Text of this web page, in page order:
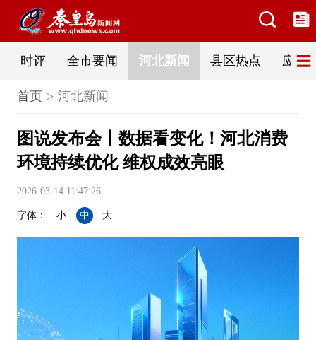
时评 全市要闻 河北新闻 县区热点 应急
首页 河北新闻
图说发布会丨数据看变化！河北消费
环境持续优化 维权成效亮眼
2026-03-14 11:47:26
字体： 小 中 大